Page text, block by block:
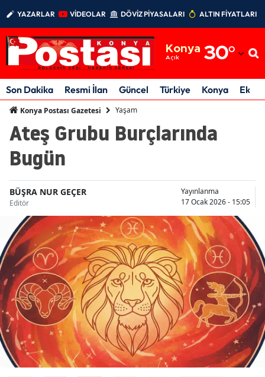
YAZARLAR VİDEOLAR DÖVİZ PİYASALARI ALTIN FİYATLARI
Konya
Açık 30°
Adıyaman
Afyonkarahisar
Amasya
Antalya
Artvin
Aydın
Balıkesir
Bilecik
Bingöl
Bitlis
Bolu
Son Dakika Resmi İlan Güncel Türkiye Konya
Konya Postası Gazetesi Yaşam
Ateş Grubu Burçlarında
Bugün
BÜŞRA NUR GEÇER
Editör
Yayınlanma
17 Ocak 2026 - 15:05